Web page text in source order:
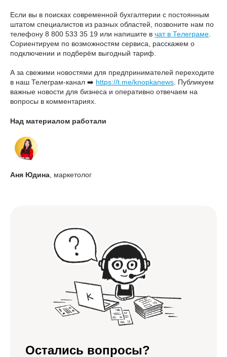
Если вы в поисках современной бухгалтерии с постоянным
штатом специалистов из разных областей, позвоните нам по
телефону 8 800 533 35 19 или напишите в чат в Телеграме
Сориентируем по возможностям сервиса, расскажем о
подключении и подберём выгодный тариф.
А за свежими новостями для предпринимателей переходите
в наш Телеграм-канал ➡️ https://t.me/knopkanews . Публикуем
важные новости для бизнеса и оперативно отвечаем на
вопросы в комментариях.
Над материалом работали
Аня Юдина , маркетолог
Остались вопросы?